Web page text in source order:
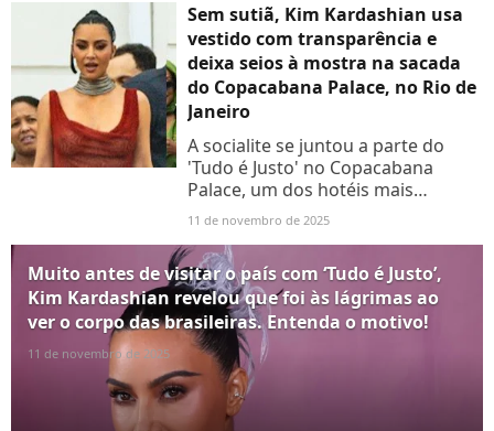
Sem sutiã, Kim Kardashian usa
vestido com transparência e
deixa seios à mostra na sacada
do Copacabana Palace, no Rio de
Janeiro
A socialite se juntou a parte do
'Tudo é Justo' no Copacabana
Palace, um dos hotéis mais
famosos do mundo, que hospedou
Lady Gaga, Madonna e mais
estrelas internacionais
11 de novembro de 2025
Muito antes de visitar o país com ‘Tudo é Justo’,
Kim Kardashian revelou que foi às lágrimas ao
ver o corpo das brasileiras. Entenda o motivo!
11 de novembro de 2025